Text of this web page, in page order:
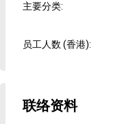
主要分类:
员工人数 (香港):
联络资料